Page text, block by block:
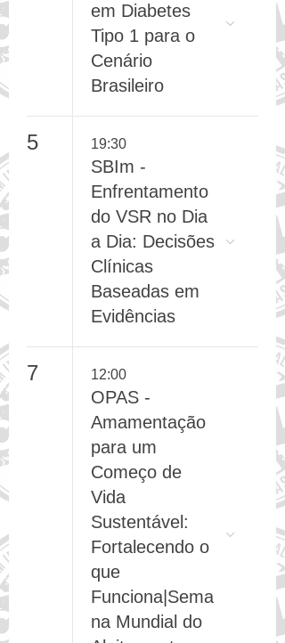
DJ - Atualização
em Diabetes
Tipo 1 para o
Cenário
Brasileiro
SBIm -
Enfrentamento
do VSR no Dia
a Dia: Decisões
Clínicas
Baseadas em
Evidências
OPAS -
Amamentação
para um
Começo de
Vida
Sustentável:
Fortalecendo o
que
Funciona|Sema